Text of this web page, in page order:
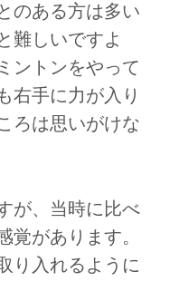
のある方は多い
難しいですよ
ントンをやって
右手に力が入り
ろは思いがけな
が、当時に比べ
覚があります。
り入れるように